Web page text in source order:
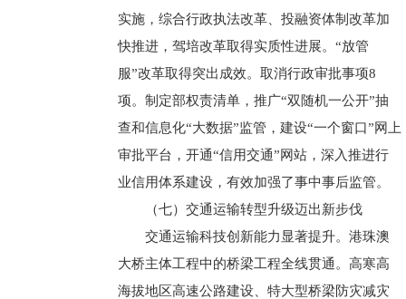
实施，综合行政执法改革、投融资体制改革加
快推进，驾培改革取得实质性进展。“放管
服”改革取得突出成效。取消行政审批事项8
项。制定部权责清单，推广“双随机一公开”抽
查和信息化“大数据”监管，建设“一个窗口”网上
审批平台，开通“信用交通”网站，深入推进行
业信用体系建设，有效加强了事中事后监管。
（七）交通运输转型升级迈出新步伐
交通运输科技创新能力显著提升。港珠澳
大桥主体工程中的桥梁工程全线贯通。高寒高
海拔地区高速公路建设、特大型桥梁防灾减灾